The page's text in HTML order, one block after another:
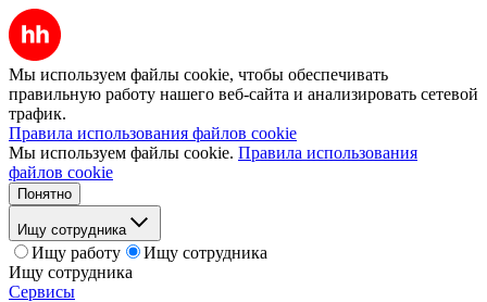
Мы используем файлы cookie, чтобы обеспечивать
правильную работу нашего веб-сайта и анализировать сетевой
трафик.
Правила использования файлов cookie
Мы используем файлы cookie. Правила использования
файлов cookie
Понятно
Ищу сотрудника
Ищу работу
Ищу сотрудника
Ищу сотрудника
Сервисы